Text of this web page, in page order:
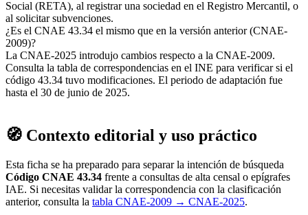
Social (RETA), al registrar una sociedad en el Registro Mercantil, o
al solicitar subvenciones.
¿Es el CNAE 43.34 el mismo que en la versión anterior (CNAE-
2009)?
La CNAE-2025 introdujo cambios respecto a la CNAE-2009.
Consulta la tabla de correspondencias en el INE para verificar si el
código 43.34 tuvo modificaciones. El periodo de adaptación fue
hasta el 30 de junio de 2025.
🧭 Contexto editorial y uso práctico
Esta ficha se ha preparado para separar la intención de búsqueda
Código CNAE 43.34 frente a consultas de alta censal o epígrafes
IAE. Si necesitas validar la correspondencia con la clasificación
anterior, consulta la tabla CNAE-2009 → CNAE-2025.